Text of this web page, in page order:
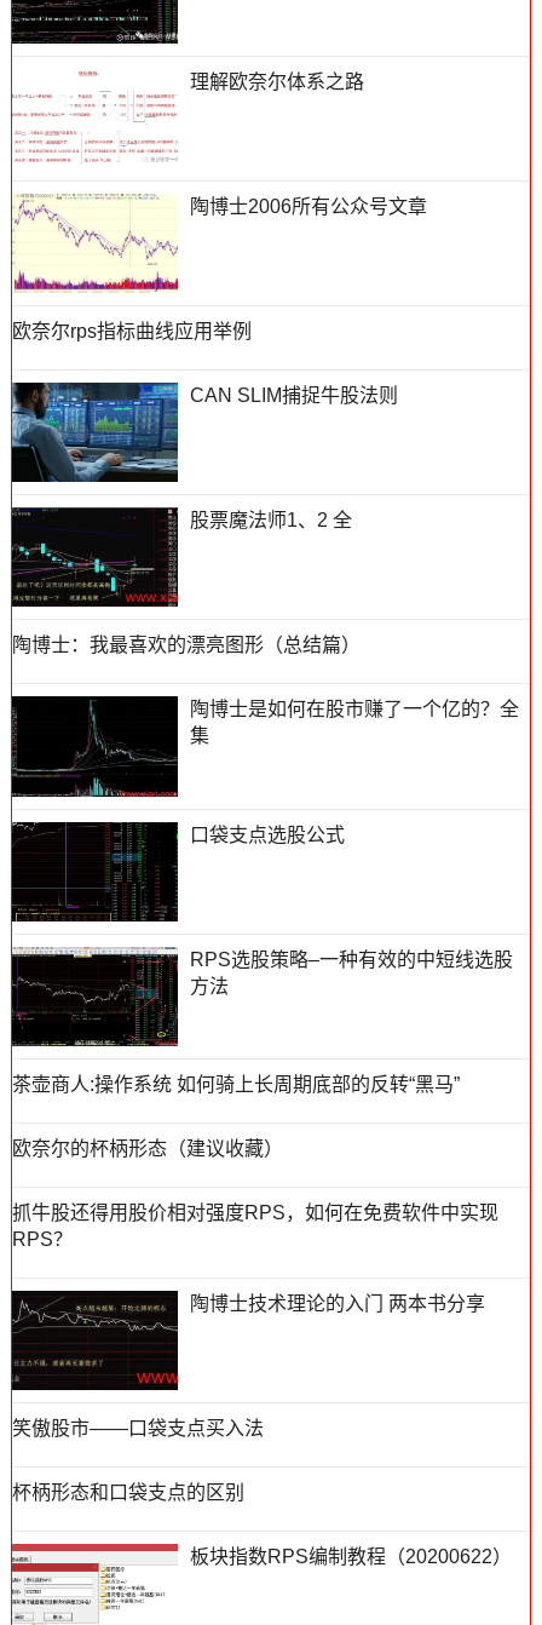
理解欧奈尔体系之路
陶博士2006所有公众号文章
欧奈尔rps指标曲线应用举例
CAN SLIM捕捉牛股法则
股票魔法师1、2 全
陶博士：我最喜欢的漂亮图形（总结篇）
陶博士是如何在股市赚了一个亿的？全
集
口袋支点选股公式
RPS选股策略–一种有效的中短线选股
方法
茶壶商人:操作系统 如何骑上长周期底部的反转“黑马”
欧奈尔的杯柄形态（建议收藏）
抓牛股还得用股价相对强度RPS，如何在免费软件中实现
RPS？
陶博士技术理论的入门 两本书分享
笑傲股市——口袋支点买入法
杯柄形态和口袋支点的区别
板块指数RPS编制教程（20200622）